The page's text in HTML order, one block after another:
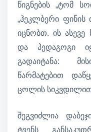
წიგნების „ტომ
„ჰეკლბერი ფინის
იცნობთ. ის ასევე
და პედაგოგი
გადაიტანა:
წარმატებით
ცოლის
შეგვიძლია
ტვენს